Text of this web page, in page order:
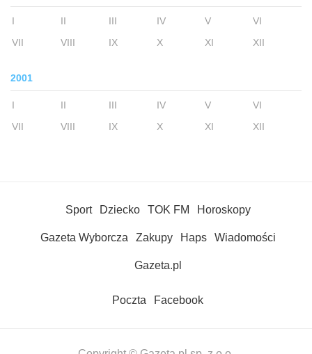
I II III IV V
VI
VII
VIII IX X XI XII
2001
I II III IV V
VI
VII
VIII IX X XI XII
Sport Dziecko TOK FM Horoskopy
Gazeta Wyborcza Zakupy Haps Wiadomości
Gazeta.pl
Poczta Facebook